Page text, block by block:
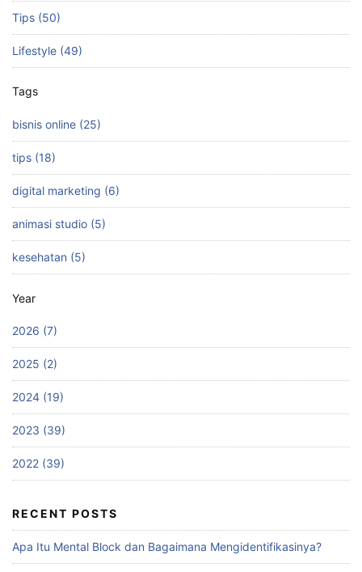
Tips (50)
Lifestyle (49)
Tags
bisnis online (25)
tips (18)
digital marketing (6)
animasi studio (5)
kesehatan (5)
Year
2026 (7)
2025 (2)
2024 (19)
2023 (39)
2022 (39)
RECENT POSTS
Apa Itu Mental Block dan Bagaimana Mengidentifikasinya?